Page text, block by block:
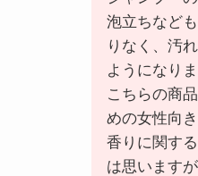
泡立ちなど
りなく、汚
ようになりま
こちらの商
めの女性向
香りに関す
は思いますが